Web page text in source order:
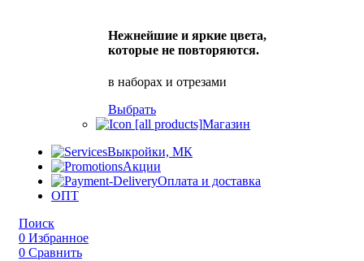
Нежнейшие и яркие цвета,
которые не повторяются.
в наборах и отрезами
Выбрать
Магазин
Выкройки, МК
Акции
Оплата и доставка
ОПТ
Поиск
0 Избранное
0 Сравнить